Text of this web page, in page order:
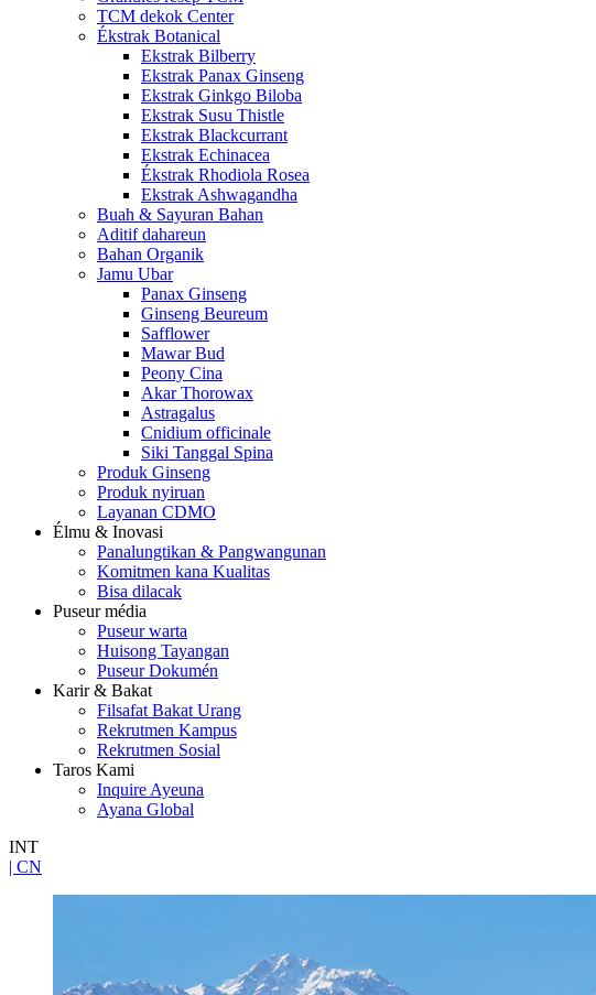
TCM dekok Center
Ékstrak Botanical
Ekstrak Bilberry
Ekstrak Panax Ginseng
Ekstrak Ginkgo Biloba
Ekstrak Susu Thistle
Ekstrak Blackcurrant
Ekstrak Echinacea
Ékstrak Rhodiola Rosea
Ekstrak Ashwagandha
Buah & Sayuran Bahan
Aditif dahareun
Bahan Organik
Jamu Ubar
Panax Ginseng
Ginseng Beureum
Safflower
Mawar Bud
Peony Cina
Akar Thorowax
Astragalus
Cnidium officinale
Siki Tanggal Spina
Produk Ginseng
Produk nyiruan
Layanan CDMO
Élmu & Inovasi
Panalungtikan & Pangwangunan
Komitmen kana Kualitas
Bisa dilacak
Puseur média
Puseur warta
Huisong Tayangan
Puseur Dokumén
Karir & Bakat
Filsafat Bakat Urang
Rekrutmen Kampus
Rekrutmen Sosial
Taros Kami
Inquire Ayeuna
Ayana Global
INT
| CN